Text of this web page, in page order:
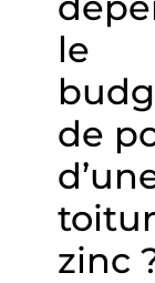
le
de
zinc